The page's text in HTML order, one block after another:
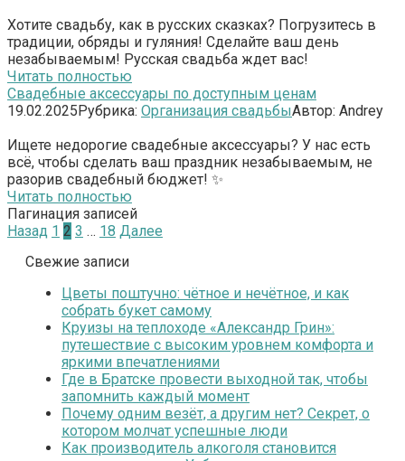
Хотите свадьбу, как в русских сказках? Погрузитесь в
традиции, обряды и гуляния! Сделайте ваш день
незабываемым! Русская свадьба ждет вас!
Читать полностью
Свадебные аксессуары по доступным ценам
19.02.2025Рубрика: Организация свадьбыАвтор: Andrey
Ищете недорогие свадебные аксессуары? У нас есть
всё, чтобы сделать ваш праздник незабываемым, не
разорив свадебный бюджет! ✨
Читать полностью
Пагинация записей
Назад 1 2 3 … 18 Далее
Свежие записи
Цветы поштучно: чётное и нечётное, и как
собрать букет самому
Круизы на теплоходе «Александр Грин»:
путешествие с высоким уровнем комфорта и
яркими впечатлениями
Где в Братске провести выходной так, чтобы
запомнить каждый момент
Почему одним везёт, а другим нет? Секрет, о
котором молчат успешные люди
Как производитель алкоголя становится